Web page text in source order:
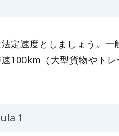
定速度としましょう。
100km（大型貨物やトレ
1